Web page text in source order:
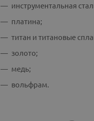
инструментальная
платина;
титан и титановые
золото;
медь;
вольфрам.